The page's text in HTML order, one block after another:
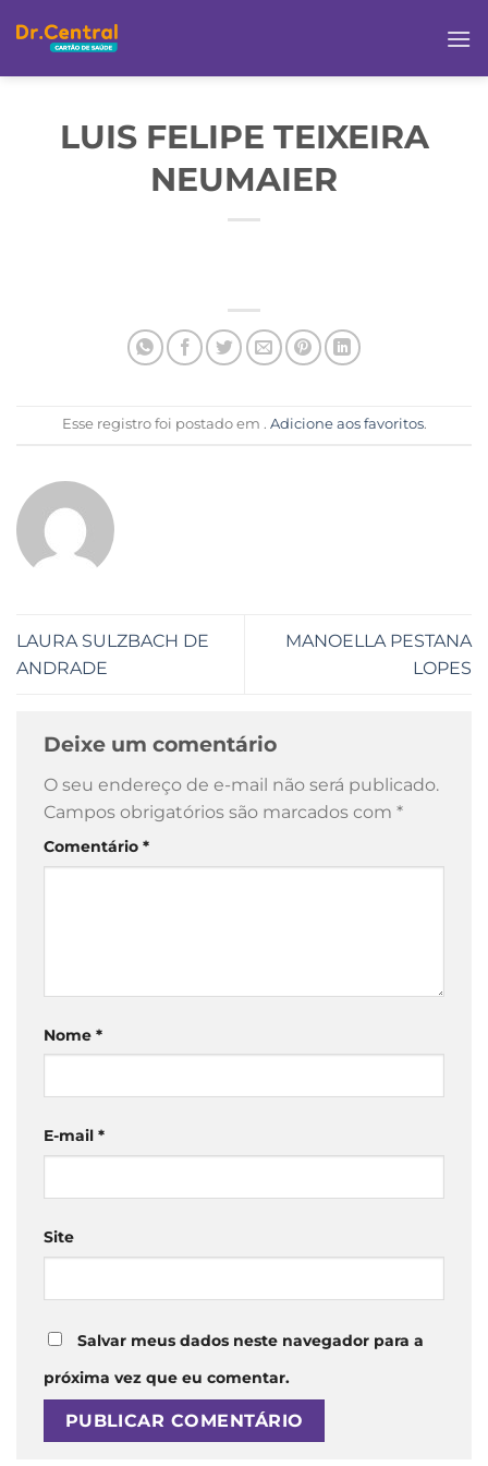
LUIS FELIPE TEIXEIRA
NEUMAIER
Esse registro foi postado em . Adicione aos favoritos.
LAURA SULZBACH DE
ANDRADE
MANOELLA PESTANA
LOPES
Deixe um comentário
O seu endereço de e-mail não será publicado.
Campos obrigatórios são marcados com *
Comentário *
Nome *
E-mail *
Site
Salvar meus dados neste navegador para a
próxima vez que eu comentar.